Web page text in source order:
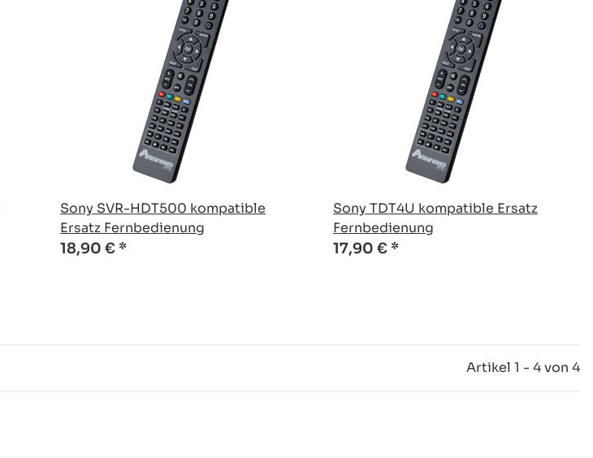
Sony SVR-HDT500 kompatible
Ersatz Fernbedienung
18,90 € *
Sony TDT4U kompatible Ersatz
Fernbedienung
17,90 € *
Artikel 1 - 4 von 4